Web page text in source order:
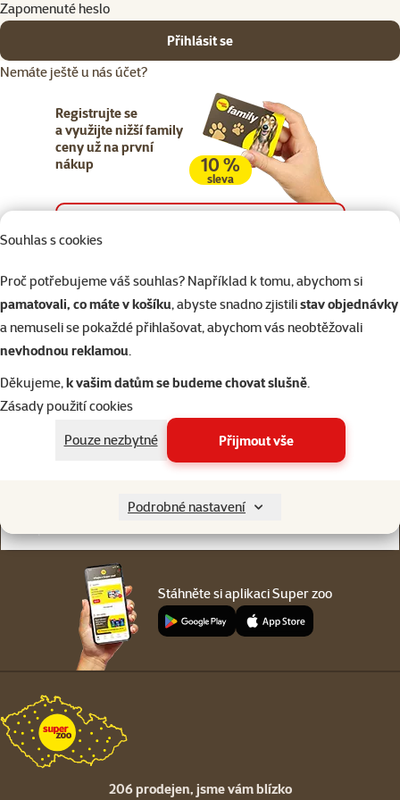
Souhlas s cookies
Proč potřebujeme váš souhlas? Například k tomu, abychom si
pamatovali, co máte v košíku, abyste snadno zjistilistav objednávky
a nemuseli se pokaždé přihlašovat, abychom vás neobtěžovali
nevhodnou reklamou.
Děkujeme,k vašim datům se budeme chovat slušně.
Zásady použití cookies
Pouze nezbytné
Přijmout vše
Podrobné nastavení
Zapomenuté heslo
Přihlásit se
Nemáte ještě u nás účet?
Registrujte se
a využijte nižší family
ceny už na první
nákup
10 %
sleva
Napište nám
eshop@superzoo.cz
321 000 180
Online chat
jsme vám blízko
Stáhněte si aplikaci Super zoo
206 prodejen, jsme vám blízko